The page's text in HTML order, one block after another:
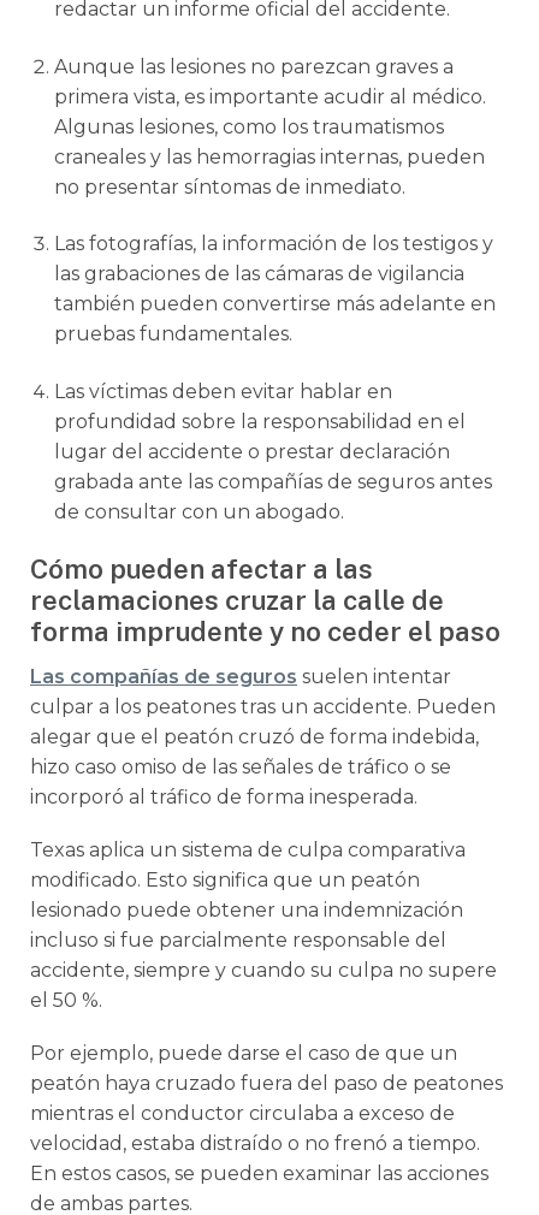
redactar un informe oficial del accidente.
Aunque las lesiones no parezcan graves a
primera vista, es importante acudir al médico.
Algunas lesiones, como los traumatismos
craneales y las hemorragias internas, pueden
no presentar síntomas de inmediato.
Las fotografías, la información de los testigos y
las grabaciones de las cámaras de vigilancia
también pueden convertirse más adelante en
pruebas fundamentales.
Las víctimas deben evitar hablar en
profundidad sobre la responsabilidad en el
lugar del accidente o prestar declaración
grabada ante las compañías de seguros antes
de consultar con un abogado.
Cómo pueden afectar a las
reclamaciones cruzar la calle de
forma imprudente y no ceder el paso
Las compañías de seguros suelen intentar
culpar a los peatones tras un accidente. Pueden
alegar que el peatón cruzó de forma indebida,
hizo caso omiso de las señales de tráfico o se
incorporó al tráfico de forma inesperada.
Texas aplica un sistema de culpa comparativa
modificado. Esto significa que un peatón
lesionado puede obtener una indemnización
incluso si fue parcialmente responsable del
accidente, siempre y cuando su culpa no supere
el 50 %.
Por ejemplo, puede darse el caso de que un
peatón haya cruzado fuera del paso de peatones
mientras el conductor circulaba a exceso de
velocidad, estaba distraído o no frenó a tiempo.
En estos casos, se pueden examinar las acciones
de ambas partes.